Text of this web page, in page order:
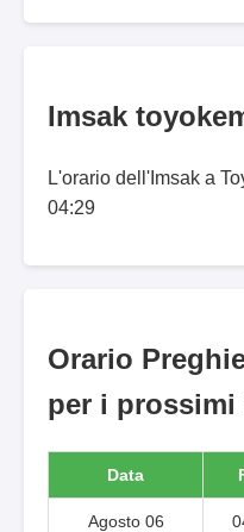
Imsak
L'orario dell'Imsak a
04:29
Orario
per i prossimi
Data
Agosto 06